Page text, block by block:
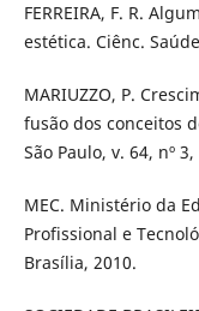
FERREIRA, F. R.
estética. Ciênc.
MARIUZZO, P.
fusão dos conceitos
São Paulo, v. 64, nº
MEC. Ministério da
Profissional e
Brasília, 2010.